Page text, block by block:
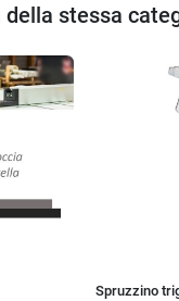
stessa
Spruzzino